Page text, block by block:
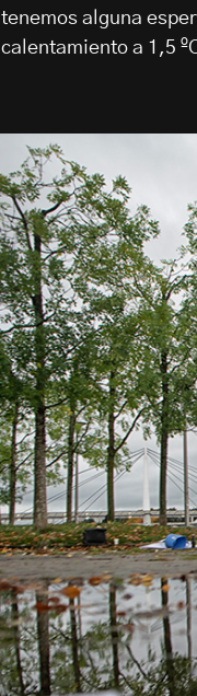
tenemos alguna
calentamiento a 1,5